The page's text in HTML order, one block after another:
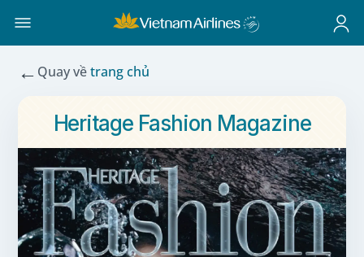
← Quay vềtrang chủ
Heritage Fashion Magazine